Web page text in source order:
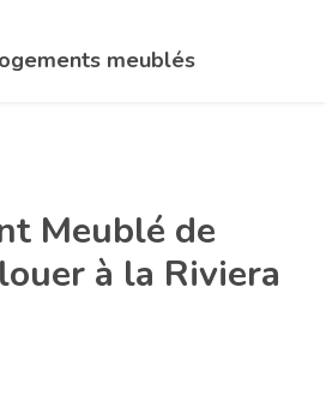
meublés
Meublé de
à la Riviera